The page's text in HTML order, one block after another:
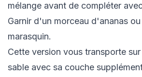
mélange avant de compléter
Garnir d'un morceau d'ananas
marasquin.
Cette version vous transporte
sable avec sa couche